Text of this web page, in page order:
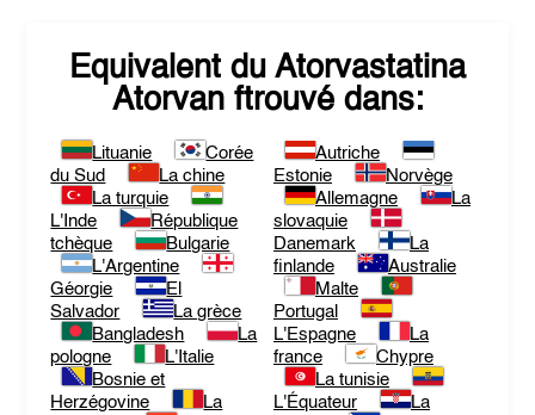
Equivalent du Atorvastatina
Atorvanftrouvé dans:
Lituanie
Corée
du Sud
La chine
La turquie
L'Inde
République
tchèque
Bulgarie
L'Argentine
Géorgie
El
Salvador
La grèce
Bangladesh
La
pologne
L'Italie
Bosnie et
Herzégovine
La
Autriche
Estonie
Norvège
Allemagne
La
slovaquie
Danemark
La
finlande
Australie
Malte
Portugal
L'Espagne
La
france
Chypre
La tunisie
L'Équateur
La